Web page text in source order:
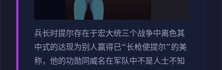
兵长时提尔存在于宏大统三个战争中离色其
中式的达现为别人赢得已“长枪使提尔”的美
称，他的功勋同威名在军队中不是人士不知